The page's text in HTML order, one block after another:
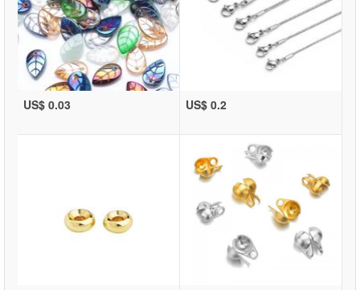
US$ 0.03 US$ 0.2